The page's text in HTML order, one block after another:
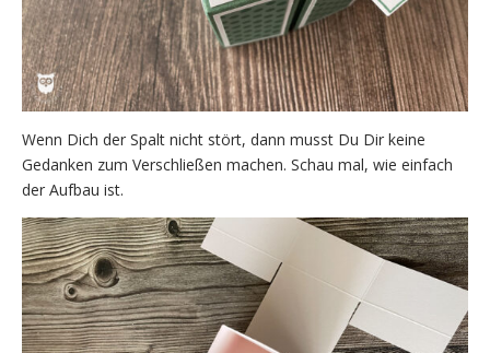
Wenn Dich der Spalt nicht stört, dann musst Du Dir keine
Gedanken zum Verschließen machen. Schau mal, wie einfach
der Aufbau ist.